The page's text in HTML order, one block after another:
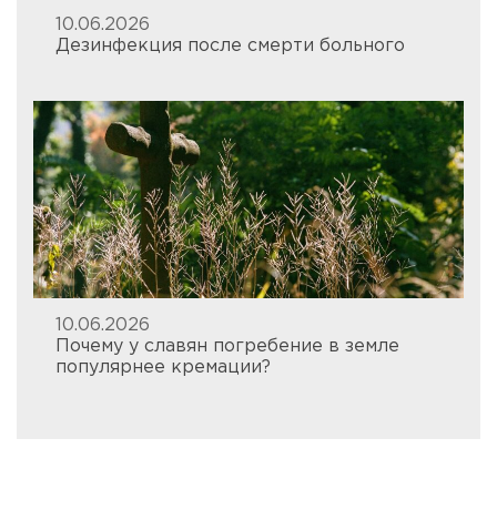
10.06.2026
Дезинфекция после смерти больного
10.06.2026
Почему у славян погребение в земле
популярнее кремации?